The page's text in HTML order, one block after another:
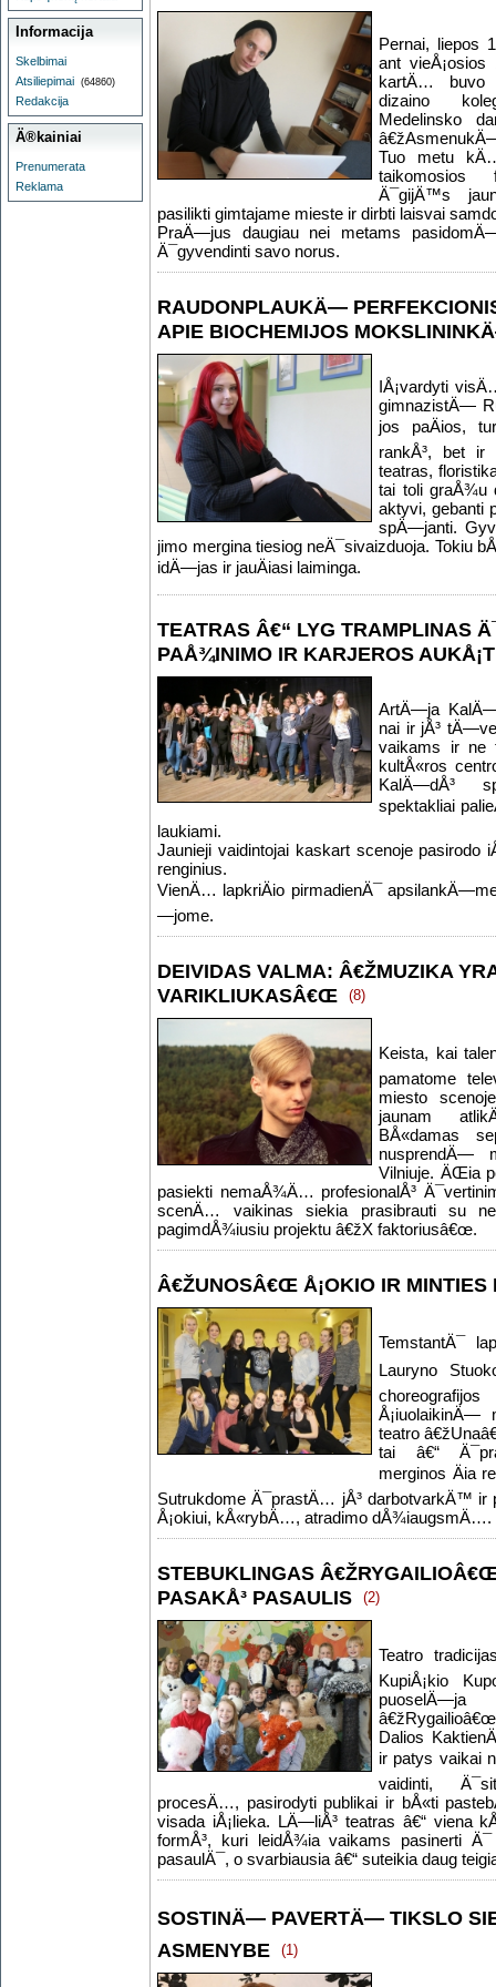
Informacija
Skelbimai
Atsiliepimai (64860)
Redakcija
Ä®kainiai
Prenumerata
Reklama
Pernai, liepos
ant
kartÄ… buvo
dizaino
Medelinsko
Tuo metu
taikomosios
Ä¯gijÄ™s
pasilikti gimtajame mieste ir dirbti laisvai
PraÄ—jus daugiau nei metams
Ä¯gyvendinti savo norus.
RAUDONPLAUKÄ—
APIE BIOCHEMIJOS
IÅ¡vardyti
gimnazistÄ—
jos paÄios,
rankÅ³, bet ir
teatras,
tai toli graÅ¾u
aktyvi, gebanti
spÄ—janti.
jimo mergina tiesiog neÄ¯sivaizduoja. Tokiu
idÄ—jas ir jauÄiasi laiminga.
TEATRAS Â€“ LYG TRAMPLINAS
PAÅ¾INIMO IR KARJEROS
ArtÄ—ja
nai ir jÅ³
vaikams ir ne
kultÅ«ros
KalÄ—dÅ³
spektakliai
laukiami.
Jaunieji vaidintojai kaskart scenoje pasirodo
renginius.
VienÄ… lapkriÄio pirmadienÄ¯
—jome.
DEIVIDAS VALMA: Â€ŽMUZIKA
VARIKLIUKASÂ€Œ
(8)
Keista, kai
pamatome
miesto
jaunam
BÅ«damas
nusprendÄ—
Vilniuje. ÄŒia
pasiekti nemaÅ¾Ä… profesionalÅ³
scenÄ… vaikinas siekia prasibrauti su
pagimdÅ¾iusiu projektu â€žX faktoriusâ€œ.
Â€ŽUNOSÂ€Œ Å¡OKIO IR MINTIES
TemstantÄ¯
Lauryno
Å¡iuolaikinÄ—
teatro
tai â€“
merginos Äia
Sutrukdome Ä¯prastÄ… jÅ³ darbotvarkÄ™ ir
Å¡okiui, kÅ«rybÄ…, atradimo dÅ¾iaugsmÄ….
STEBUKLINGAS
PASAKÅ³ PASAULIS
(2)
Teatro
KupiÅ¡kio
Dalios
ir patys vaikai
vaidinti,
procesÄ…, pasirodyti publikai ir bÅ«ti
visada iÅ¡lieka. LÄ—liÅ³ teatras â€“ viena
formÅ³, kuri leidÅ¾ia vaikams pasinerti
pasaulÄ¯, o svarbiausia â€“ suteikia daug
SOSTINÄ— PAVERTÄ— TIKSLO
ASMENYBE
(1)